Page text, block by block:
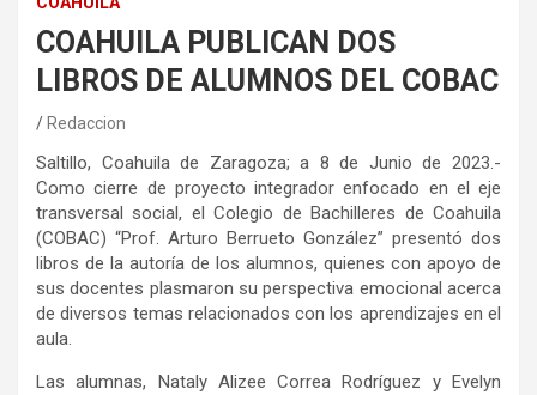
COAHUILA PUBLICAN DOS
LIBROS DE ALUMNOS DEL COBAC
Redaccion
Saltillo, Coahuila de Zaragoza; a 8 de Junio de 2023.-
Como cierre de proyecto integrador enfocado en el eje
transversal social, el Colegio de Bachilleres de Coahuila
(COBAC) “Prof. Arturo Berrueto González” presentó dos
libros de la autoría de los alumnos, quienes con apoyo de
sus docentes plasmaron su perspectiva emocional acerca
de diversos temas relacionados con los aprendizajes en el
aula.
Las alumnas, Nataly Alizee Correa Rodríguez y Evelyn